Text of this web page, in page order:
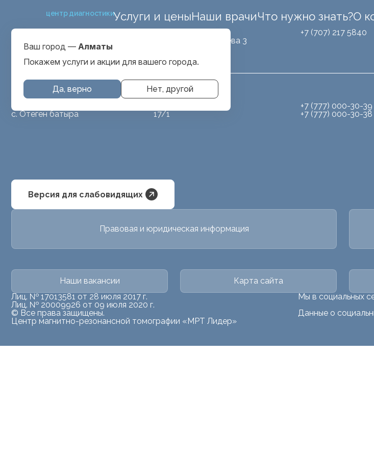
центр диагностикиУслуги и ценыНаши врачиЧто нужно знать?О
Выбрать город
Алматы
МРТ животным
с. Отеген батыра
ул. Макатаева 127Б
проспект Серкебаева 3
17/1
+7 (707) 217 5840
+7 (777) 000-30-39
+7 (777) 000-30-38
Ваш город — Алматы
Покажем услуги и акции для вашего города.
Да, верно Нет, другой
Версия для слабовидящих
Правовая и юридическая информация
Наши вакансии Карта сайта
Лиц. № 17013581 от 28 июля 2017 г.
Лиц. № 20009926 от 09 июля 2020 г.
© Все права защищены.
Центр магнитно-резонансной томографии «МРТ Лидер»
Мы в социальных
Данные о